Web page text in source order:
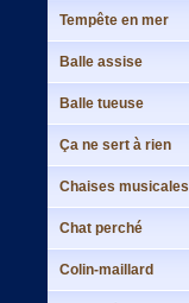
Tempête en mer
Balle assise
Balle tueuse
Ça ne sert à rien
Chaises musicales
Chat perché
Colin-maillard